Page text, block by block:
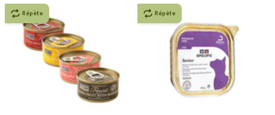
Répète Répète